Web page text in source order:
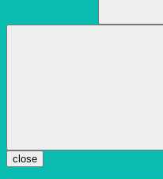
close